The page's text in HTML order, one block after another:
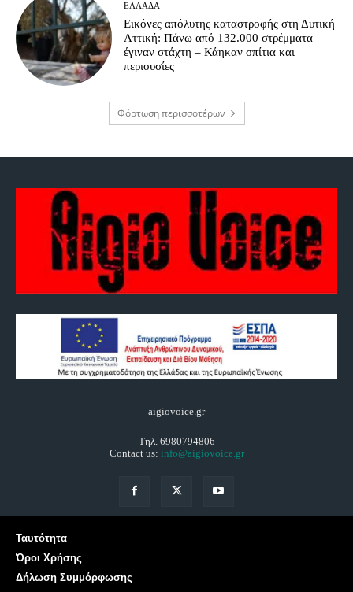
ΕΛΛΆΔΑ
Εικόνες απόλυτης καταστροφής στη Δυτική
Αττική: Πάνω από 132.000 στρέμματα
έγιναν στάχτη – Κάηκαν σπίτια και
περιουσίες
Φόρτωση περισσοτέρων
aigiovoice.gr
Τηλ. 6980794806
Contact us: info@aigiovoice.gr
Ταυτότητα
Όροι Χρήσης
Δήλωση Συμμόρφωσης